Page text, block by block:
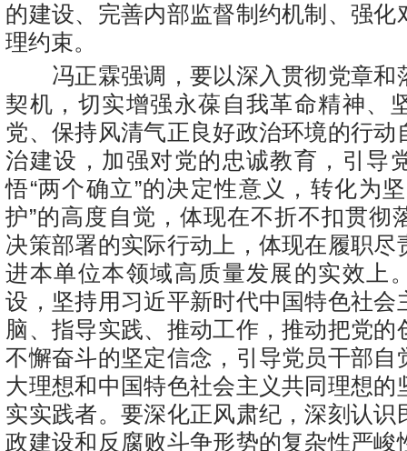
的建设、完善内部监督制约机制、强化
理约束。
冯正霖强调，要以深入贯彻党章和
契机，切实增强永葆自我革命精神、
党、保持风清气正良好政治环境的行动
治建设，加强对党的忠诚教育，引导
悟“两个确立”的决定性意义，转化为
护”的高度自觉，体现在不折不扣贯彻
决策部署的实际行动上，体现在履职尽
进本单位本领域高质量发展的实效上
设，坚持用习近平新时代中国特色社会
脑、指导实践、推动工作，推动把党的
不懈奋斗的坚定信念，引导党员干部自
大理想和中国特色社会主义共同理想的
实实践者。要深化正风肃纪，深刻认识
政建设和反腐败斗争形势的复杂性严峻